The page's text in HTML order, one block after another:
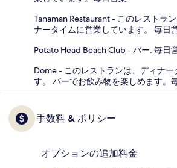
Tanaman Restaurant - このレストラ
ナータイムに営業しています。 毎日
Potato Head Beach Club - バー. 毎日
Dome - このレストランは、ディナー
す。 バーでお飲み物を楽しめます。
手数料 & ポリシー
オプションの追加料金